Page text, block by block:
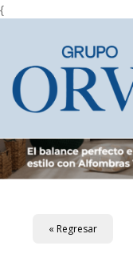
{
« Regresar